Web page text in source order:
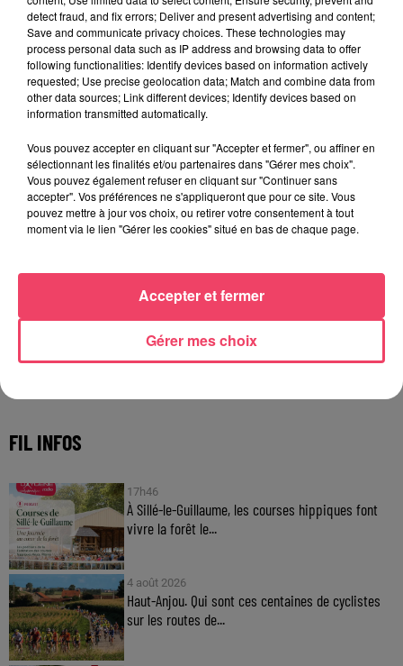
24 juin 2026
DANS LE HAUT-ANJOU. DES PROJETS DE RECHERCHE MÉDICALE
JEUX
!
Jouez malin et visez le gros gain ! Chaque
jour à 8h50 avec Kris dans le Big Morning
FIL INFOS
17h46
À Sillé-le-Guillaume, les courses hippiques font
vivre la forêt le...
4 août 2026
Haut-Anjou. Qui sont ces centaines de cyclistes
sur les routes de...
detect fraud, and fix errors; Deliver and present advertising and content;
Save and communicate privacy choices. These technologies may
process personal data such as IP address and browsing data to offer
following functionalities: Identify devices based on information actively
requested; Use precise geolocation data; Match and combine data from
other data sources; Link different devices; Identify devices based on
information transmitted automatically.
Vous pouvez accepter en cliquant sur "Accepter et fermer", ou affiner en
sélectionnant les finalités et/ou partenaires dans "Gérer mes choix".
Vous pouvez également refuser en cliquant sur "Continuer sans
accepter". Vos préférences ne s'appliqueront que pour ce site. Vous
pouvez mettre à jour vos choix, ou retirer votre consentement à tout
moment via le lien "Gérer les cookies" situé en bas de chaque page.
Gérer mes choix
Accepter et fermer